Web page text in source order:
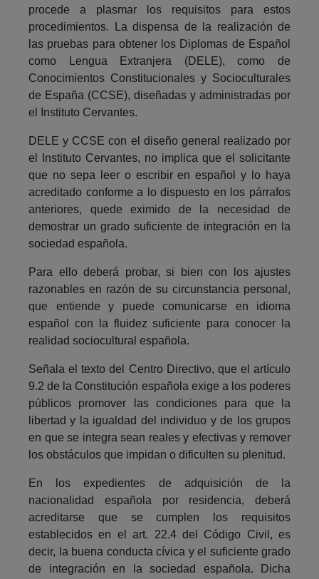
procede a plasmar los requisitos para estos
procedimientos. La dispensa de la realización de
las pruebas para obtener los Diplomas de Español
como Lengua Extranjera (DELE), como de
Conocimientos Constitucionales y Socioculturales
de España (CCSE), diseñadas y administradas por
el Instituto Cervantes.
DELE y CCSE con el diseño general realizado por
el Instituto Cervantes, no implica que el solicitante
que no sepa leer o escribir en español y lo haya
acreditado conforme a lo dispuesto en los párrafos
anteriores, quede eximido de la necesidad de
demostrar un grado suficiente de integración en la
sociedad española.
Para ello deberá probar, si bien con los ajustes
razonables en razón de su circunstancia personal,
que entiende y puede comunicarse en idioma
español con la fluidez suficiente para conocer la
realidad sociocultural española.
Señala el texto del Centro Directivo, que el artículo
9.2 de la Constitución española exige a los poderes
públicos promover las condiciones para que la
libertad y la igualdad del individuo y de los grupos
en que se integra sean reales y efectivas y remover
los obstáculos que impidan o dificulten su plenitud.
En los expedientes de adquisición de la
nacionalidad española por residencia, deberá
acreditarse que se cumplen los requisitos
establecidos en el art. 22.4 del Código Civil, es
decir, la buena conducta cívica y el suficiente grado
de integración en la sociedad española. Dicha